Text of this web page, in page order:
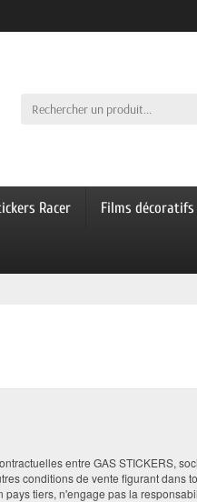
Racer Films
entre GAS STICKERS,
conditions de vente figurant
tiers, n'engage pas la